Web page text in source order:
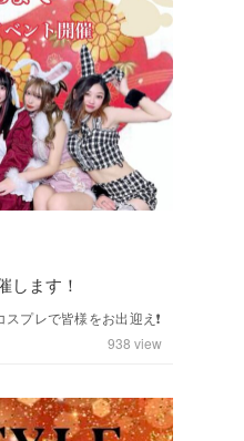
します！
プレで皆様をお出迎え❗️
938 view